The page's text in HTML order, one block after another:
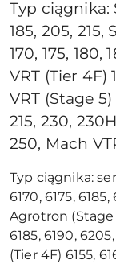
Typ ciągnika:
185, 205, 215,
170, 175, 180,
VRT (Tier 4F)
VRT (Stage 5)
215, 230,
250, Mach
Typ ciągnika:
6170, 6175,
Agrotron (Stage
6185, 6190,
(Tier 4F) 6155,